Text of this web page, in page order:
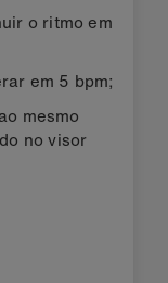
o ritmo em
em 5 bpm;
mesmo
no visor